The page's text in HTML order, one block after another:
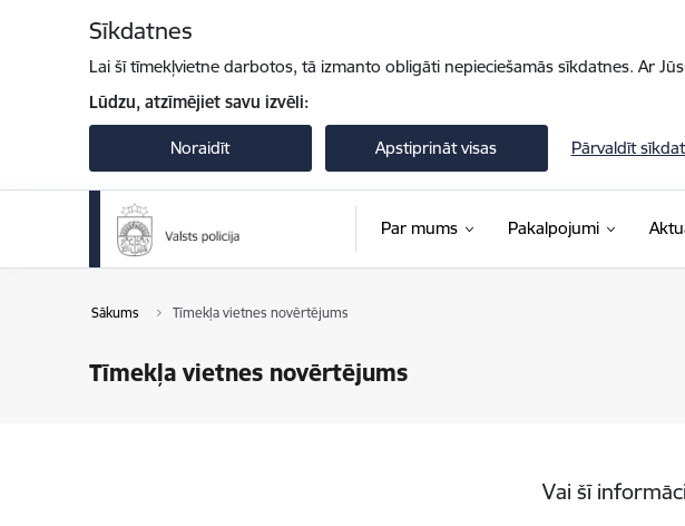
Sīkdatnes
Lai šī tīmekļvietne darbotos, tā izmanto obligāti nepieciešamās sīkdatnes. Ar
Lūdzu, atzīmējiet savu izvēli:
Noraidīt Apstiprināt visas Pārvaldīt
Par mums Pakalpojumi
Sākums Tīmekļa vietnes novērtējums
Tīmekļa vietnes novērtējums
Vai šī